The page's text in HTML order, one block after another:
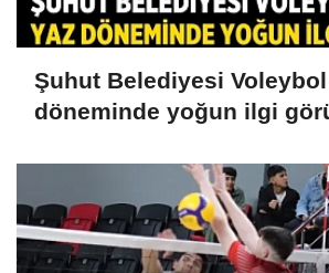
Şuhut Belediyesi
döneminde yoğun ilgi